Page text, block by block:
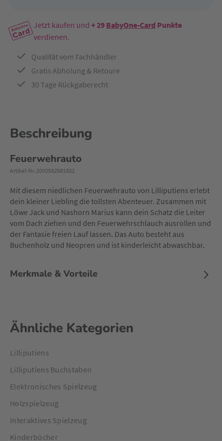
Jetzt kaufen und + 29 BabyOne-Card Punkte
verdienen.
Qualität vom Fachhändler
Gratis Abholung & Retoure
30 Tage Rückgaberecht
Beschreibung
Feuerwehrauto
Artikel-Nr. 2000582681602
Mit diesem niedlichen Feuerwehrauto von Lilliputiens erlebt
dein kleiner Liebling die tollsten Abenteuer. Zusammen mit
Löwe Jack und Nashorn Marius kann dein Schatz die Leiter
vom Dach ziehen und den Feuerwehrschlauch ausrollen und
der Fantasie freien Lauf lassen. Das Auto besteht aus
Buchenholz und Neopren und ist kinderleicht abwaschbar.
Merkmale & Vorteile
Ähnliche Kategorien
Lilliputiens
Lilliputiens Buchstaben
Elektronisches Spielzeug
Holzspielzeug
Interaktives Spielzeug
Kinderbücher